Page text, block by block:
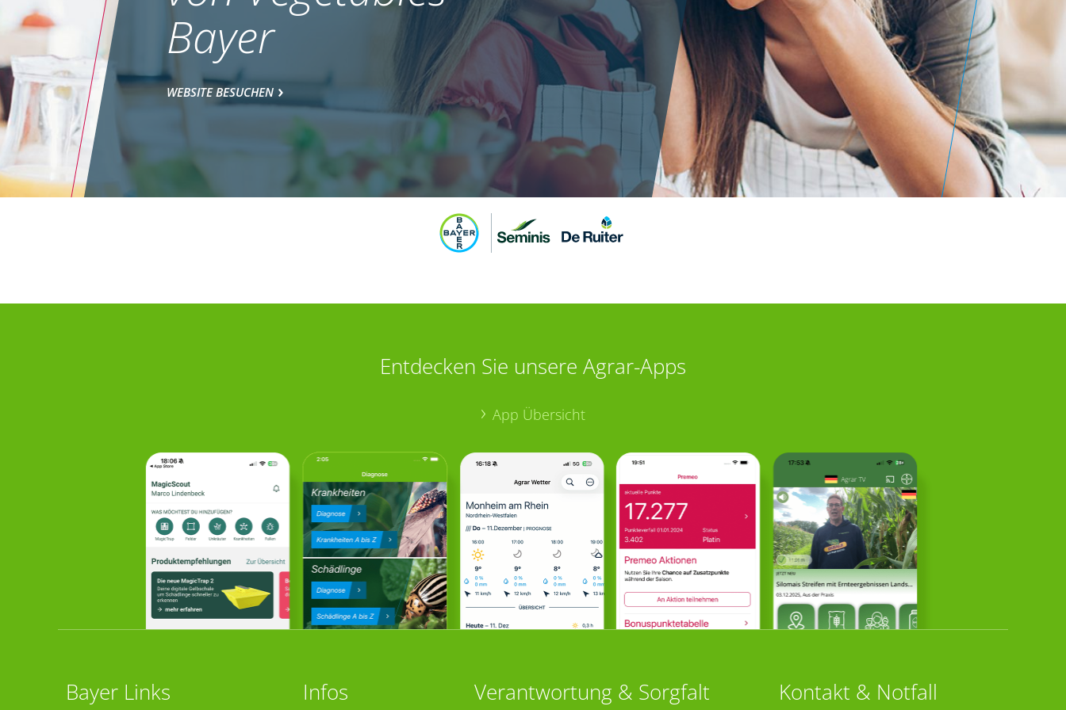
Bayer
WEBSITE BESUCHEN
Entdecken Sie unsere Agrar-Apps
App Übersicht
Bayer Links Infos Verantwortung & Sorgfalt Kontakt & Notfall